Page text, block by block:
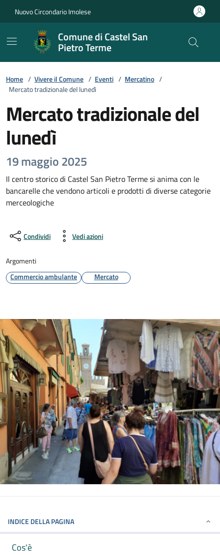
Nuovo Circondario Imolese
Comune di Castel San
Pietro Terme
Home / Vivere il Comune / Eventi / Mercatino /
Mercato tradizionale del lunedì
Mercato tradizionale del
lunedì
19 maggio 2025
Il centro storico di Castel San Pietro Terme si anima con le
bancarelle che vendono articoli e prodotti di diverse categorie
merceologiche
Condividi Vedi azioni
Argomenti
Commercio ambulante
Mercato
INDICE DELLA PAGINA
Cos'è